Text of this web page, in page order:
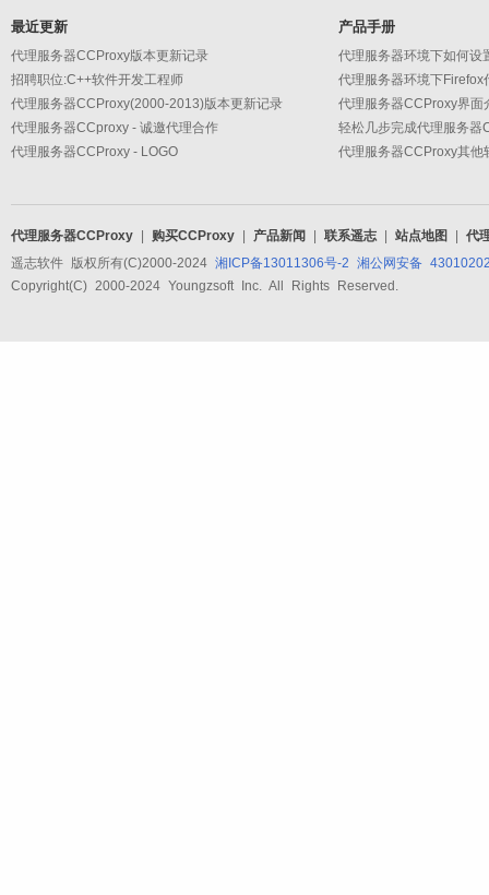
最近更新
代理服务器CCProxy版本更新记录
招聘职位:C++软件开发工程师
代理服务器CCProxy(2000-2013)版本更新记录
代理服务器CCproxy - 诚邀代理合作
代理服务器CCProxy - LOGO
产品手册
代理服务器环境下如何设
代理服务器环境下Firefox
代理服务器CCProxy界面
轻松几步完成代理服务器
代理服务器CCProxy其他
代理服务器CCProxy 购买CCProxy 产品新闻 联系遥志 站点地图
代
遥志软件 版权所有(C)2000-2024 湘ICP备13011306号-2 湘公网安备
Copyright(C) 2000-2024 Youngzsoft Inc. All Rights Reserved.